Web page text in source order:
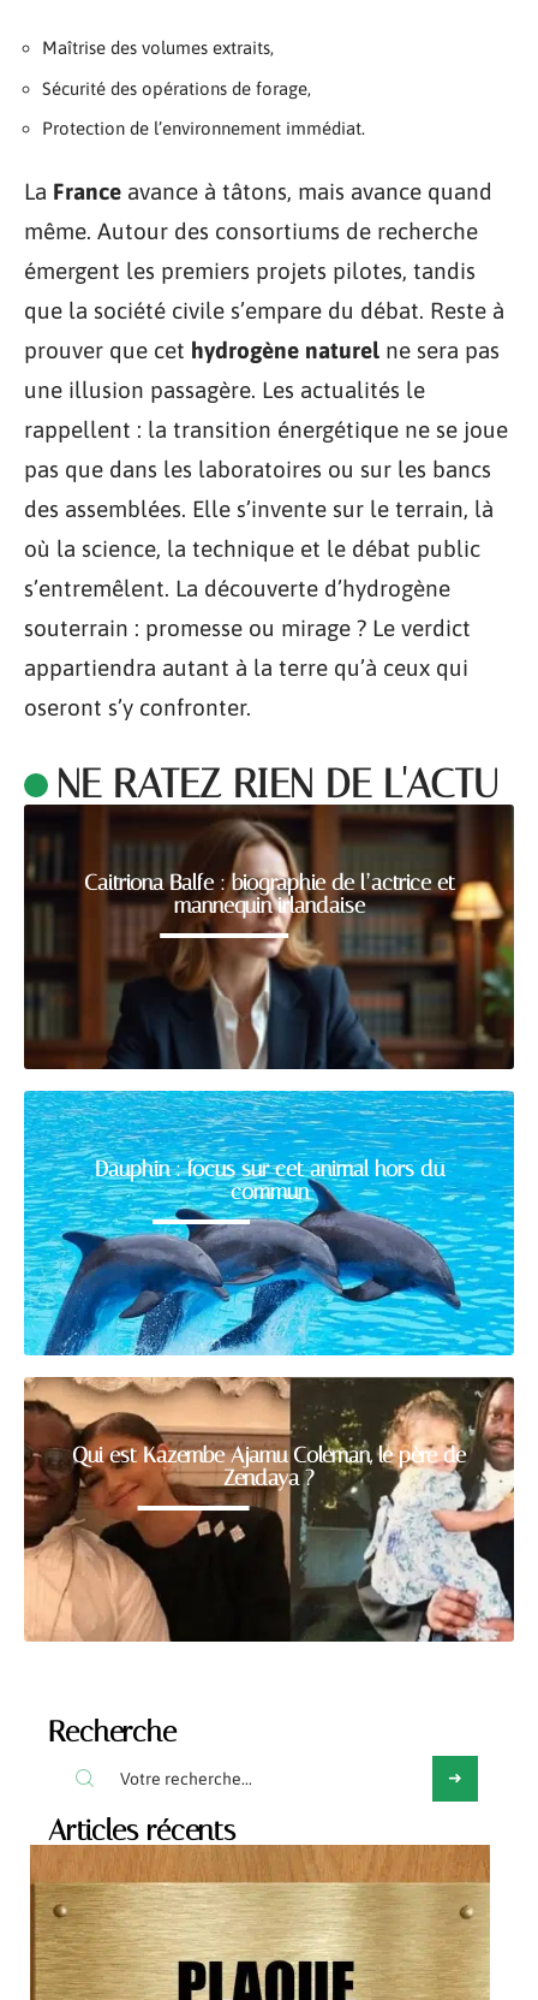
Maîtrise des volumes extraits,
Sécurité des opérations de forage,
Protection de l’environnement immédiat.
La France avance à tâtons, mais avance quand
même. Autour des consortiums de recherche
émergent les premiers projets pilotes, tandis
que la société civile s’empare du débat. Reste à
prouver que cet hydrogène naturel ne sera pas
une illusion passagère. Les actualités le
rappellent : la transition énergétique ne se joue
pas que dans les laboratoires ou sur les bancs
des assemblées. Elle s’invente sur le terrain, là
où la science, la technique et le débat public
s’entremêlent. La découverte d’hydrogène
souterrain : promesse ou mirage ? Le verdict
appartiendra autant à la terre qu’à ceux qui
oseront s’y confronter.
NE RATEZ RIEN DE L'ACTU
Caitriona Balfe : biographie de l’actrice et
mannequin irlandaise
Dauphin : focus sur cet animal hors du
commun
Qui est Kazembe Ajamu Coleman, le père de
Zendaya ?
Recherche
Articles récents